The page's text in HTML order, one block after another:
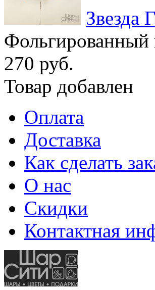
Звезда
270 руб.
Товар добавлен
Оплата
Доставка
Как сделать
О нас
Скидки
Контактная